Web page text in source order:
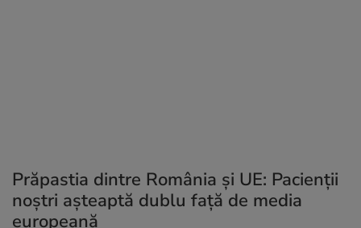
Prăpastia dintre România și UE: Pacienții
noștri așteaptă dublu față de media
europeană